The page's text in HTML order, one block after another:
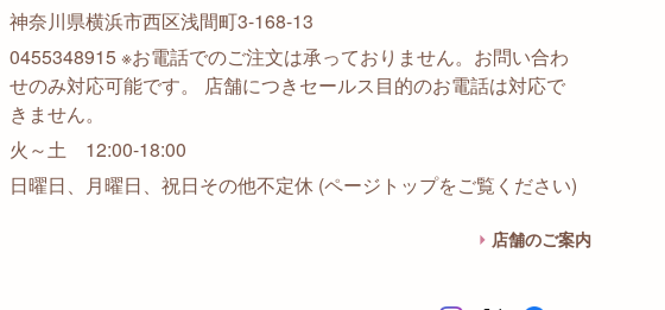
神奈川県横浜市西区浅間町3-168-13
0455348915 ※お電話でのご注文は承っておりません。お問い合わ
せのみ対応可能です。 店舗につきセールス目的のお電話は対応で
きません。
火～土 12:00-18:00
日曜日、月曜日、祝日その他不定休 (ページトップをご覧ください)
店舗のご案内